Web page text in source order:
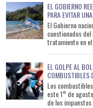
EL GOBIERNO
PARA EVITAR
El Gobierno
cuestionados
tratamiento en el
EL GOLPE AL
COMBUSTIBLES
Los
este 1° de
de los impuestos